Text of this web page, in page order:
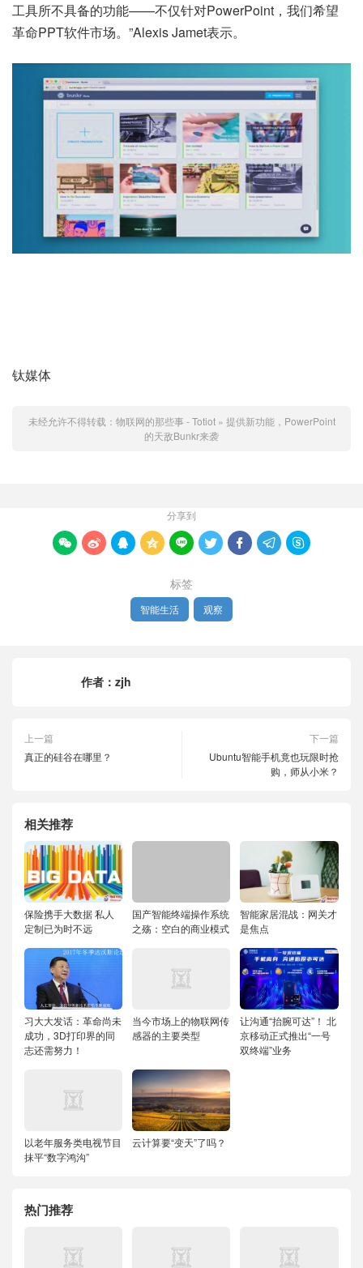
工具所不具备的功能——不仅针对PowerPoint，我们希望
革命PPT软件市场。”Alexis Jamet表示。
钛媒体
未经允许不得转载： 物联网的那些事 - Totiot» 提供新功能，PowerPoint
的天敌Bunkr来袭
分享到
        
标签
智能生活 观察
作者： zjh
上一篇
真正的硅谷在哪里？
下一篇
Ubuntu智能手机竟也玩限时抢
购，师从小米？
相关推荐
保险携手大数据 私人
定制已为时不远
国产智能终端操作系统
之殇：空白的商业模式
智能家居混战：网关才
是焦点
习大大发话：革命尚未
成功，3D打印界的同
志还需努力！
当今市场上的物联网传
感器的主要类型
让沟通“抬腕可达”！ 北
京移动正式推出“一号
双终端”业务
以老年服务类电视节目
抹平“数字鸿沟”
云计算要“变天”了吗？
热门推荐